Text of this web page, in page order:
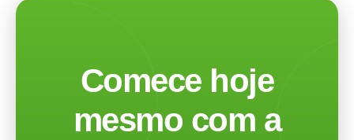
Comece hoje
mesmo com a